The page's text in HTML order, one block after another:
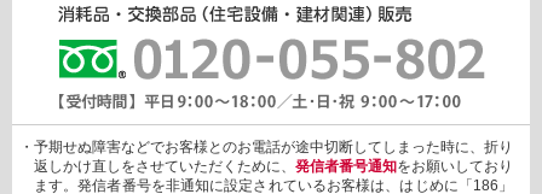
・予期せぬ障害などでお客様とのお電話が途中切断してしまった時に、折り
返しかけ直しをさせていただくために、 発信者番号通知をお願いしており
ます。発信者番号を非通知に設定されているお客様は、はじめに「186」